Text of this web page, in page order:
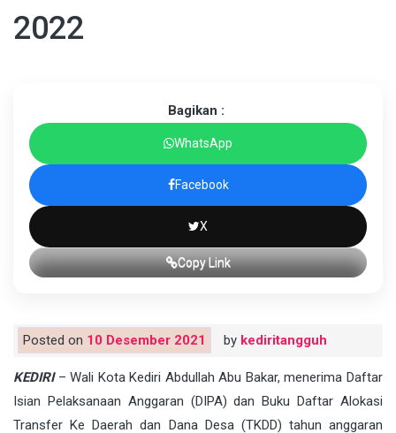
2022
Bagikan :
WhatsApp
Facebook
X
Copy Link
Posted on 10 Desember 2021 by kediritangguh
KEDIRI– Wali Kota Kediri Abdullah Abu Bakar, menerima Daftar
Isian Pelaksanaan Anggaran (DIPA) dan Buku Daftar Alokasi
Transfer Ke Daerah dan Dana Desa (TKDD) tahun anggaran